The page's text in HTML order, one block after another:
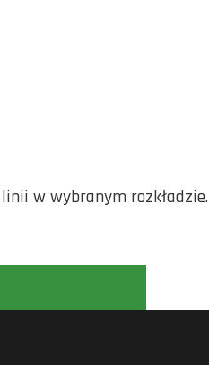
w wybranym rozkładzie.